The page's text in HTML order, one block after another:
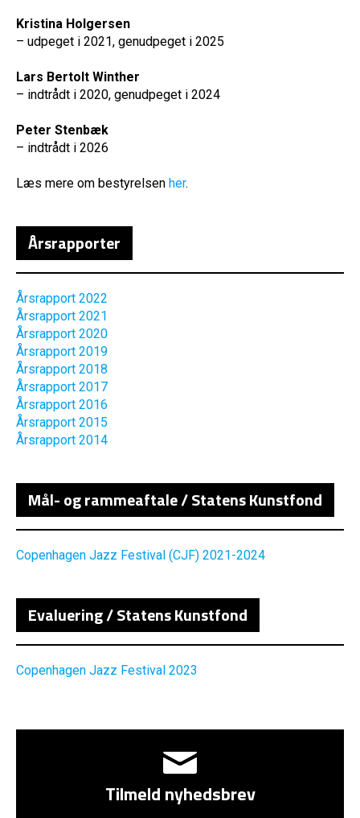
Kristina Holgersen
– udpeget i 2021, genudpeget i 2025
Lars Bertolt Winther
– indtrådt i 2020, genudpeget i 2024
Peter Stenbæk
– indtrådt i 2026
Læs mere om bestyrelsen her.
Årsrapporter
Årsrapport 2022
Årsrapport 2021
Årsrapport 2020
Årsrapport 2019
Årsrapport 2018
Årsrapport 2017
Årsrapport 2016
Årsrapport 2015
Årsrapport 2014
Mål- og rammeaftale / Statens Kunstfond
Copenhagen Jazz Festival (CJF) 2021-2024
Evaluering / Statens Kunstfond
Copenhagen Jazz Festival 2023
Tilmeld nyhedsbrev